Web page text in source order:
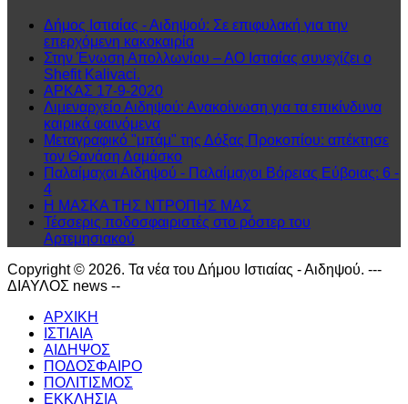
Δήμος Ιστιαίας - Αιδηψού: Σε επιφυλακή για την
επερχόμενη κακοκαιρία
Στην Ένωση Απολλωνίου – ΑΟ Ιστιαίας συνεχίζει ο
Shefit Kalivaci.
ΑΡΚΑΣ 17-9-2020
Λιμεναρχείο Αιδηψού: Ανακοίνωση για τα επικίνδυνα
καιρικά φαινόμενα
Μεταγραφικό "μπάμ" της Δόξας Προκοπίου: απέκτησε
τον Θανάση Δαμάσκο
Παλαίμαχοι Αιδηψού - Παλαίμαχοι Βόρειας Εύβοιας: 6 -
4
Η ΜΑΣΚΑ ΤΗΣ ΝΤΡΟΠΗΣ ΜΑΣ
Τέσσερις ποδοσφαιριστές στο ρόστερ του
Αρτεμησιακού
Copyright © 2026. Τα νέα του Δήμου Ιστιαίας - Αιδηψού. ---
ΔΙΑΥΛΟΣ news --
ΑΡΧΙΚΗ
ΙΣΤΙΑΙΑ
ΑΙΔΗΨΟΣ
ΠΟΔΟΣΦΑΙΡΟ
ΠΟΛΙΤΙΣΜΟΣ
ΕΚΚΛΗΣΙΑ